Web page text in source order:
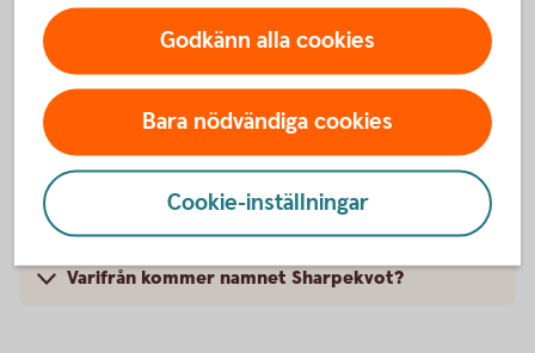
Hur kan jag förbättra min Sharpekvot?
Hur kan jag använda Sharpekvot när jag väljer
Varifrån kommer namnet Sharpekvot?
Godkänn alla cookies
Bara nödvändiga cookies
Cookie-inställningar